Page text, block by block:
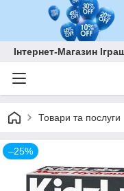
Інтернет-Магазин
Товари та послуги
–25%